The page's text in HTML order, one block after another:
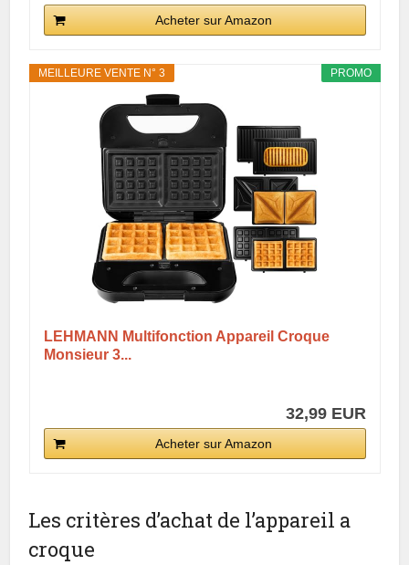
Acheter sur Amazon
PROMO
MEILLEURE VENTE N° 3
LEHMANN Multifonction Appareil Croque
Monsieur 3...
32,99 EUR
Acheter sur Amazon
Les critères d’achat de l’appareil a
croque